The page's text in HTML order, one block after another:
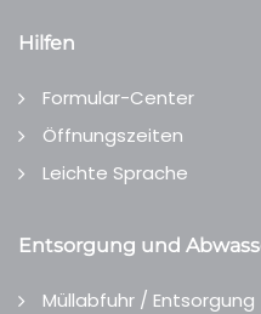
Hilfen
Formular-Center
Öffnungszeiten
Leichte Sprache
Entsorgung und
Müllabfuhr / Entsorgung